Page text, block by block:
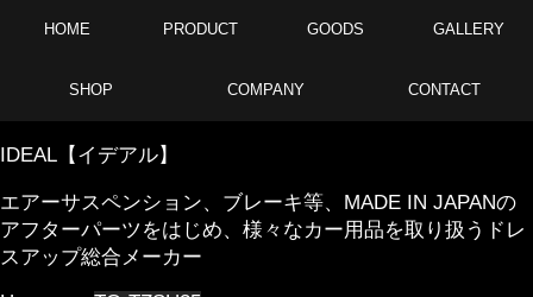
HOME PRODUCT GOODS GALLERY
SHOP COMPANY CONTACT
IDEAL【イデアル】
エアーサスペンション、ブレーキ等、MADE IN JAPANの
アフターパーツをはじめ、様々なカー用品を取り扱うドレ
スアップ総合メーカー